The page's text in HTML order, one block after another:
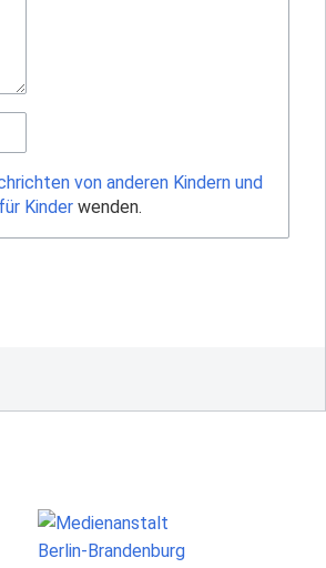
von anderen Kindern und
Kinder wenden.